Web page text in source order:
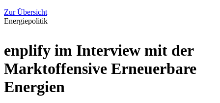
Zur Übersicht
Energiepolitik
enplify im Interview mit der
Marktoffensive Erneuerbare
Energien